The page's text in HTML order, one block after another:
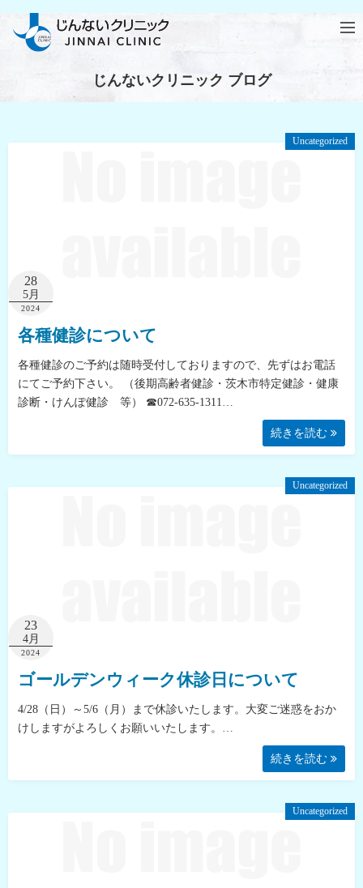
じんないクリニック ブログ
Uncategorized
28
5月
2024
各種健診について
各種健診のご予約は随時受付しておりますので、先ずはお電話
にてご予約下さい。 （後期高齢者健診・茨木市特定健診・健康
診断・けんぽ健診 等） ☎072-635-1311…
続きを読む
Uncategorized
23
4月
2024
ゴールデンウィーク休診日について
4/28（日）～5/6（月）まで休診いたします。大変ご迷惑をおか
けしますがよろしくお願いいたします。…
続きを読む
Uncategorized